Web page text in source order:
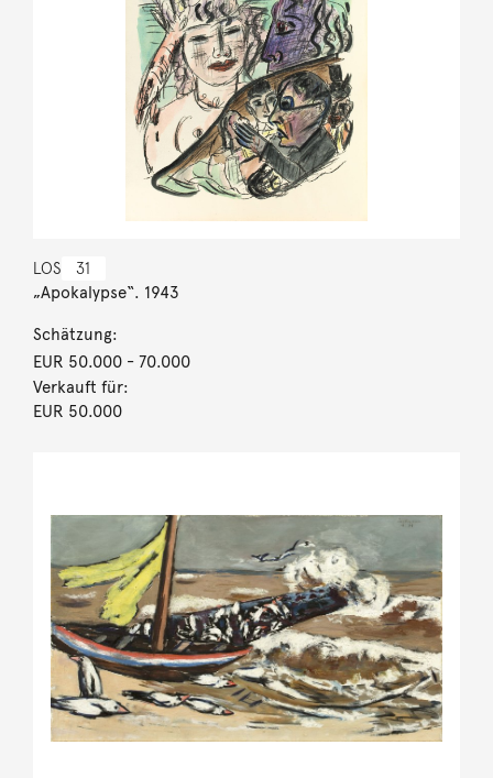
LOS 31
„Apokalypse“. 1943
Schätzung:
EUR 50.000- 70.000
Verkauft für:
EUR 50.000